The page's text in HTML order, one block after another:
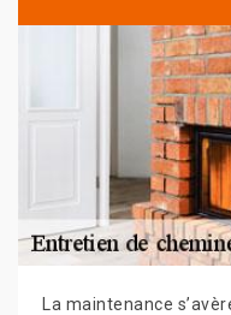
La maintenance